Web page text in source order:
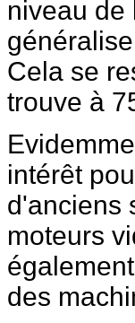
niveau de
Cela se
trouve à
intérêt
d'anciens
moteurs
des